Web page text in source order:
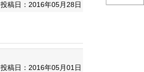
投稿日：2016年05月28日
投稿日：2016年05月01日